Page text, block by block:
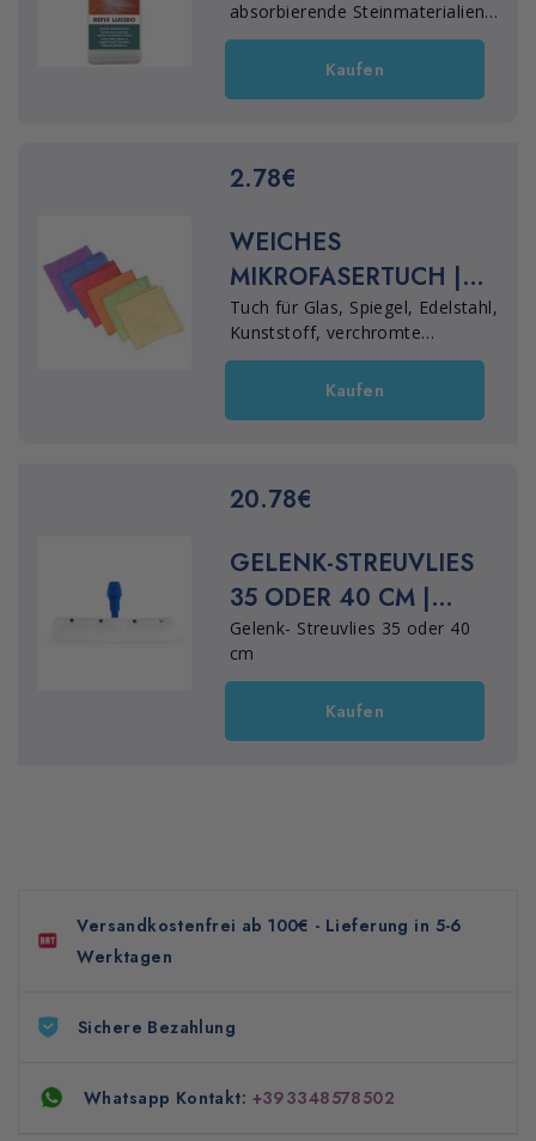
absorbierende Steinmaterialien
wie Terrakottafliesen, Stein und
Terrazzo im Inneren.
Kaufen
2.78€
WEICHES
MIKROFASERTUCH |
MARBEC
Tuch für Glas, Spiegel, Edelstahl,
Kunststoff, verchromte
Oberflächen, Keramik und
Emaille. Reinigt schonend ohne
Kaufen
20.78€
GELENK-STREUVLIES
35 ODER 40 CM |
FILMOP
Gelenk- Streuvlies 35 oder 40
cm
Kaufen
Versandkostenfrei ab 100€ - Lieferung in 5-6
Werktagen
Sichere Bezahlung
Whatsapp Kontakt: +393348578502